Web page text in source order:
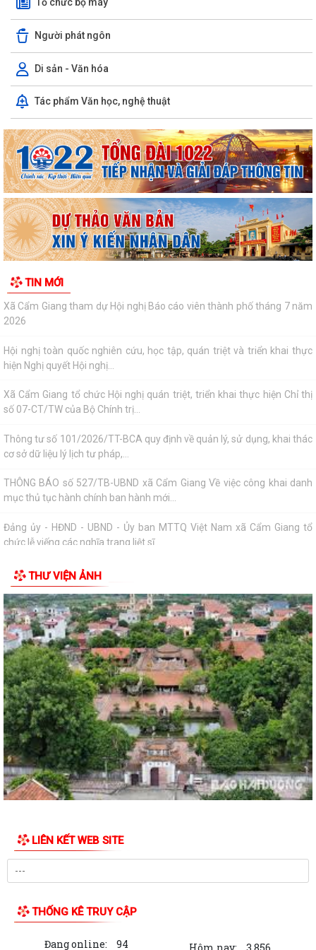
Tổ chức bộ máy
Người phát ngôn
Di sản - Văn hóa
Tác phẩm Văn học, nghệ thuật
TIN MỚI
Xã Cẩm Giang dự Hội nghị trực tuyến triển khai công tác đo đạc, lập
bản đồ địa chính và xây dựng cơ...
Cẩm Giang quyết tâm bứt phá trong cải cách hành chính và mở rộng
diện bao phủ bảo hiểm xã hội, bảo...
thể động vật hoang dã
Triển khai mô hình chăn nuôi vịt thương phẩm theo quy trình
VietGAHP tại xã Cẩm Giang
Xã Cẩm Giang tham dự Hội nghị Báo cáo viên thành phố tháng 7 năm
2026
Hội nghị toàn quốc nghiên cứu, học tập, quán triệt và triển khai thực
hiện Nghị quyết Hội nghị...
số 07-CT/TW của Bộ Chính trị...
Thông tư số 101/2026/TT-BCA quy định về quản lý, sử dụng, khai thác
cơ sở dữ liệu lý lịch tư pháp,...
THÔNG BÁO số 527/TB-UBND xã Cẩm Giang Về việc công khai danh
mục thủ tục hành chính ban hành mới...
Đảng ủy - HĐND - UBND - Ủy ban MTTQ Việt Nam xã Cẩm Giang tổ
chức lễ viếng các nghĩa trang liệt sĩ...
Trạm Y tế xã Cẩm Giang phối hợp khám, phát hiện các bệnh về mắt
cho người có công nhân kỷ niệm 79...
Hội đồng nhân dân xã Cẩm Giang tổ chức Kỳ họp thứ tư (Kỳ họp
thường lệ giữa năm 2026)
Đảng ủy xã Cẩm Giang tổ chức thăm, tặng quà người có công theo ủy
quyền của đồng chí Giám đốc Công...
Đồng chí Nguyễn Ngọc Sơn, đại biểu quốc hội khóa XVI Thăm, tặng quà
gia đình chính sách, người có...
Đồng chí Phạm Văn Mạnh - Bí thư Đảng ủy, Chủ tịch HĐND xã Cẩm
Giang thăm, tặng quà gia đình chính...
Thông tư 14/2026/TT-BYT quy định tiêu chuẩn chẩn đoán và quy
trình xác định nghiện ma túy
Nghị định số 166/2026/NĐ-CP của Chính phủ: Quy định hồ sơ, trình tự,
thủ tục xác định tình trạng...
Xã Cẩm Giang đưa dịch vụ hành chính công đến tận nhà văn hóa thôn
Xã Cẩm Giang đánh giá tiến độ thực hiện Kế hoạch số 150/KH-UBND
của UBND thành phố Hải Phòng về...
CHO 07 HỘ GIA ĐÌNH THỰC HIỆN DỰ ÁN KHU...
HÀNH TRANG VỮNG CHẮC – AN TÂM HỌC TẬP CÙNG NGÂN HÀNG
Xã Cẩm Giang thăm, tặng quà gia đình chính sách, người có công
THƯ VIỆN ẢNH
LIÊN KẾT WEB SITE
THỐNG KÊ TRUY CẬP
Đang online: 94